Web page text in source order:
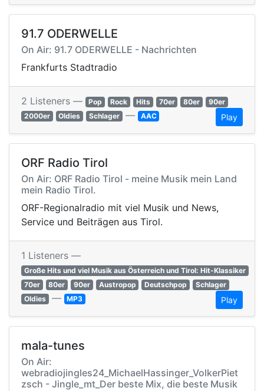
91.7 ODERWELLE
On Air: 91.7 ODERWELLE - Nachrichten
Frankfurts Stadtradio
2 Listeners — Pop Rock Hits 70er 80er
90er
2000er
Oldies Schlager — AAC Play
ORF Radio Tirol
On Air: ORF Radio Tirol - meine Musik mein Land
mein Radio Tirol.
ORF-Regionalradio mit viel Musik und News,
Service und Beiträgen aus Tirol.
1 Listeners —
Große Hits und viel Musik aus Österreich und Tirol: Hit-Klassiker
70er
80er 90er Austropop Deutschpop
Schlager
Oldies — MP3 Play
mala-tunes
On Air:
webradiojingles24_MichaelHassinger_VolkerPiet
zsch - Jingle_mt_Der beste Mix, die beste Musik